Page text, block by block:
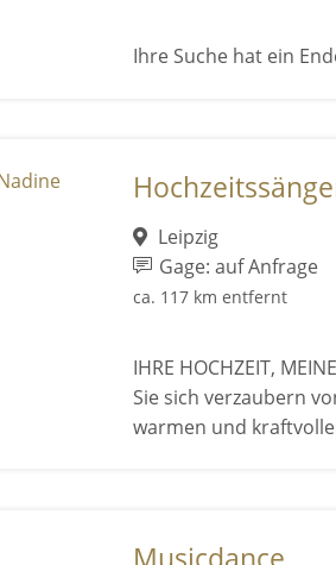
Ihre Suche hat ein
Leipzig
Gage: auf Anfrage
ca. 117 km entfernt
IHRE HOCHZEIT,
Sie sich verzaubern
warmen und